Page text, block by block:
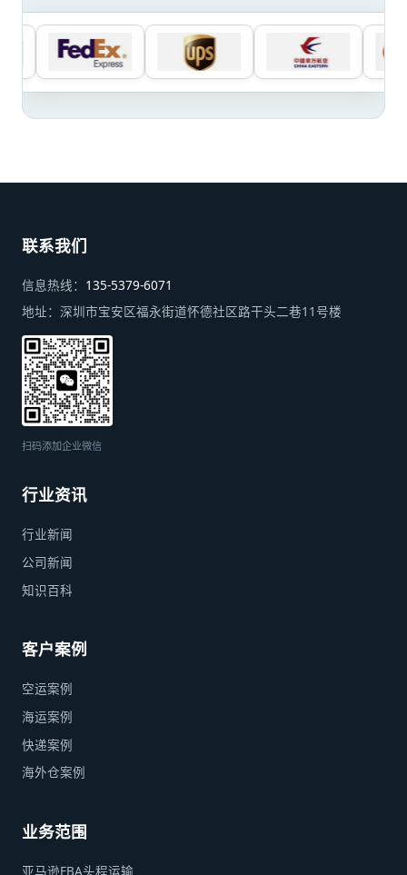
联系我们
信息热线： 135-5379-6071
地址： 深圳市宝安区福永街道怀德社区路干头二巷11号楼
扫码添加企业微信
行业资讯
行业新闻
公司新闻
知识百科
客户案例
空运案例
海运案例
快递案例
海外仓案例
业务范围
亚马逊FBA头程运输